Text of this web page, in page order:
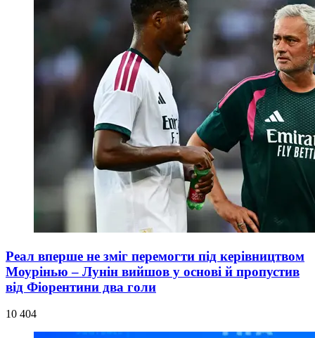
Реал вперше не зміг перемогти під керівництвом
Моурінью – Лунін вийшов у основі й пропустив
від Фіорентини два голи
10 404